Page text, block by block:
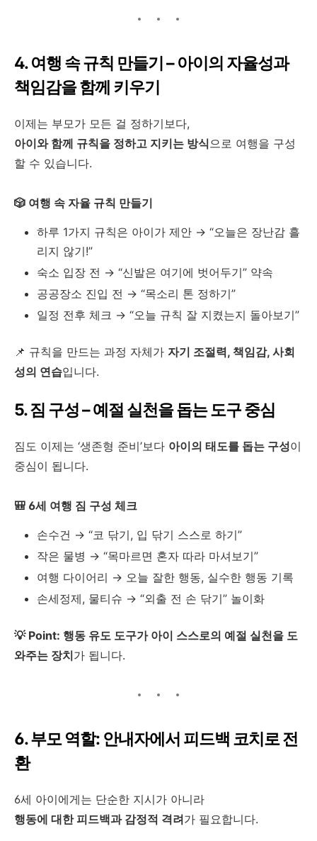
4. 여행 속 규칙 만들기 – 아이의 자율성과
책임감을 함께 키우기
이제는 부모가 모든 걸 정하기보다,
아이와 함께 규칙을 정하고 지키는 방식으로 여행을 구성
할 수 있습니다.
🎲 여행 속 자율 규칙 만들기
하루 1가지 규칙은 아이가 제안 → “오늘은 장난감 흘
리지 않기!”
숙소 입장 전 → “신발은 여기에 벗어두기” 약속
공공장소 진입 전 → “목소리 톤 정하기”
일정 전후 체크 → “오늘 규칙 잘 지켰는지 돌아보기”
📌 규칙을 만드는 과정 자체가 자기 조절력, 책임감, 사회
성의 연습입니다.
5. 짐 구성 – 예절 실천을 돕는 도구 중심
짐도 이제는 ‘생존형 준비’보다 아이의 태도를 돕는 구성이
중심이 됩니다.
🎒 6세 여행 짐 구성 체크
손수건 → “코 닦기, 입 닦기 스스로 하기”
작은 물병 → “목마르면 혼자 따라 마셔보기”
여행 다이어리 → 오늘 잘한 행동, 실수한 행동 기록
손세정제, 물티슈 → “외출 전 손 닦기” 놀이화
💡 Point: 행동 유도 도구가 아이 스스로의 예절 실천을 도
와주는 장치가 됩니다.
6. 부모 역할: 안내자에서 피드백 코치로 전
환
6세 아이에게는 단순한 지시가 아니라
행동에 대한 피드백과 감정적 격려가 필요합니다.